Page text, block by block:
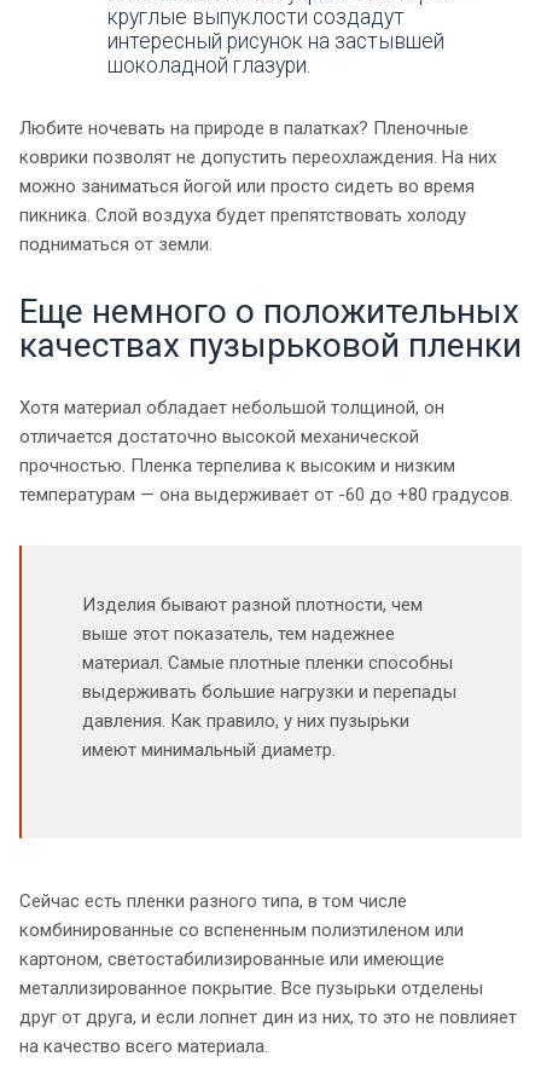
круглые выпуклости создадут
интересный рисунок на застывшей
шоколадной глазури.
Любите ночевать на природе в палатках? Пленочные
коврики позволят не допустить переохлаждения. На них
можно заниматься йогой или просто сидеть во время
пикника. Слой воздуха будет препятствовать холоду
подниматься от земли.
Еще немного о положительных
качествах пузырьковой пленки
Хотя материал обладает небольшой толщиной, он
отличается достаточно высокой механической
прочностью. Пленка терпелива к высоким и низким
температурам — она выдерживает от -60 до +80 градусов.
Изделия бывают разной плотности, чем
выше этот показатель, тем надежнее
материал. Самые плотные пленки способны
выдерживать большие нагрузки и перепады
давления. Как правило, у них пузырьки
имеют минимальный диаметр.
Сейчас есть пленки разного типа, в том числе
комбинированные со вспененным полиэтиленом или
картоном, светостабилизированные или имеющие
металлизированное покрытие. Все пузырьки отделены
друг от друга, и если лопнет дин из них, то это не повлияет
на качество всего материала.